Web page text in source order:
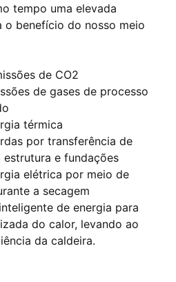
tempo uma elevada
o benefício do nosso meio
de CO2
de gases de processo
térmica
por transferência de
e fundações
elétrica por meio de
a secagem
de energia para
do calor, levando ao
da caldeira.